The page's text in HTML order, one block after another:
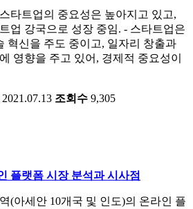
타트업의 중요성은 높아지고 있고,
업 강국으로 성장 중임. - 스타트업은
혁신을 주도 중이고, 일자리 창출과
영향을 주고 있어, 경제적 중요성이
2021.07.13 조회수 9,305
플랫폼 시장 분석과 시사점
(아세안 10개국 및 인도)의 온라인 플